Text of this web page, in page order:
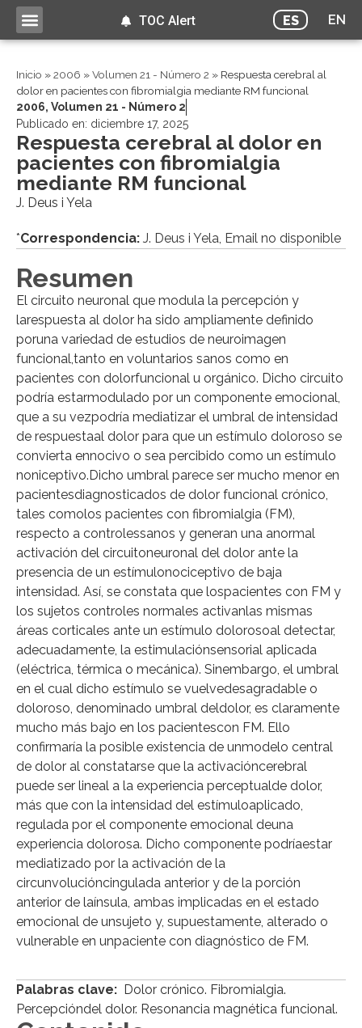
ES EN
TOC Alert
Inicio »2006 »Volumen 21 - Número 2 » Respuesta cerebral al
dolor en pacientes con fibromialgia mediante RM funcional
2006, Volumen 21 - Número 2
Publicado en: diciembre 17, 2025
Respuesta cerebral al dolor en
pacientes con fibromialgia
mediante RM funcional
J. Deus i Yela
*Correspondencia: J. Deus i Yela, Email no disponible
Resumen
El circuito neuronal que modula la percepción y
larespuesta al dolor ha sido ampliamente definido
poruna variedad de estudios de neuroimagen
funcional,tanto en voluntarios sanos como en
pacientes con dolorfuncional u orgánico. Dicho circuito
podría estarmodulado por un componente emocional,
que a su vezpodría mediatizar el umbral de intensidad
de respuestaal dolor para que un estímulo doloroso se
convierta ennocivo o sea percibido como un estímulo
noniceptivo.Dicho umbral parece ser mucho menor en
pacientesdiagnosticados de dolor funcional crónico,
tales comolos pacientes con fibromialgia (FM),
respecto a controlessanos y generan una anormal
activación del circuitoneuronal del dolor ante la
presencia de un estímulonociceptivo de baja
intensidad. Así, se constata que lospacientes con FM y
los sujetos controles normales activanlas mismas
áreas corticales ante un estímulo dolorosoal detectar,
adecuadamente, la estimulaciónsensorial aplicada
(eléctrica, térmica o mecánica). Sinembargo, el umbral
en el cual dicho estímulo se vuelvedesagradable o
doloroso, denominado umbral deldolor, es claramente
mucho más bajo en los pacientescon FM. Ello
confirmaría la posible existencia de unmodelo central
de dolor al constatarse que la activacióncerebral
puede ser lineal a la experiencia perceptualde dolor,
más que con la intensidad del estímuloaplicado,
regulada por el componente emocional deuna
experiencia dolorosa. Dicho componente podríaestar
mediatizado por la activación de la
circunvolucióncingulada anterior y de la porción
anterior de laínsula, ambas implicadas en el estado
emocional de unsujeto y, supuestamente, alterado o
vulnerable en unpaciente con diagnóstico de FM.
Palabras clave: Dolor crónico. Fibromialgia.
Percepcióndel dolor. Resonancia magnética funcional.